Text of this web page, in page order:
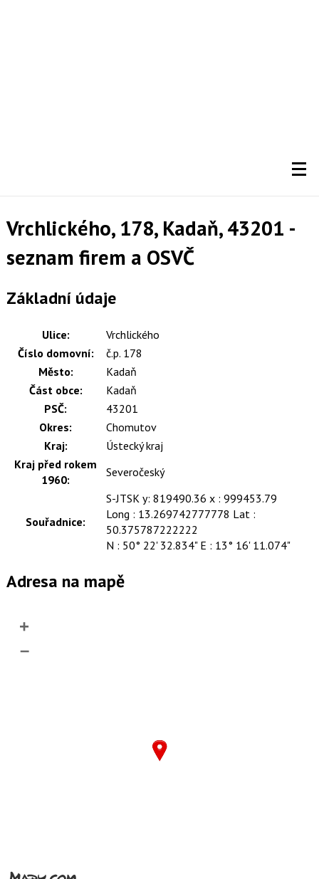
Vrchlického, 178, Kadaň, 43201 -
seznam firem a OSVČ
Základní údaje
Ulice:
Vrchlického
Číslo domovní:
č.p. 178
Město:
Kadaň
Část obce:
Kadaň
PSČ:
43201
Okres:
Chomutov
Kraj:
Ústecký kraj
Kraj před rokem
1960:
Severočeský
Souřadnice:
S-JTSK y: 819490.36 x : 999453.79
Long : 13.269742777778 Lat :
50.375787222222
N : 50° 22' 32.834" E : 13° 16' 11.074"
Adresa na mapě
+
–